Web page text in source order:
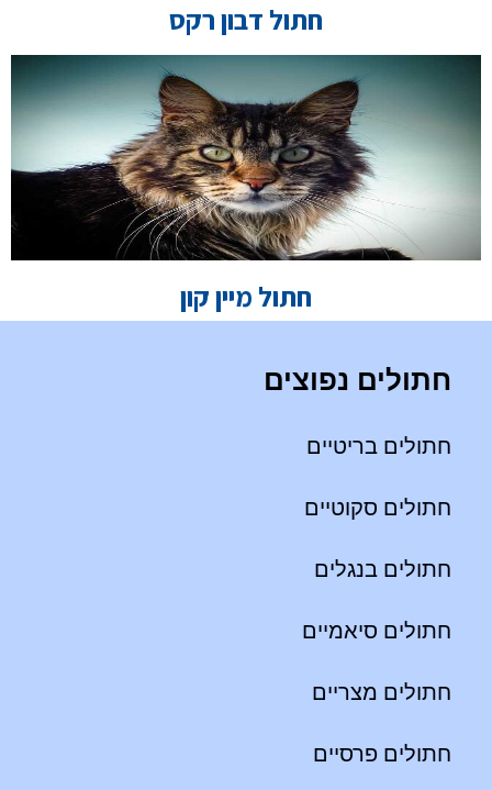
חתול דבון רקס
חתול מיין קון
חתולים נפוצים
חתולים בריטיים
חתולים סקוטיים
חתולים בנגלים
חתולים סיאמיים
חתולים מצריים
חתולים פרסיים